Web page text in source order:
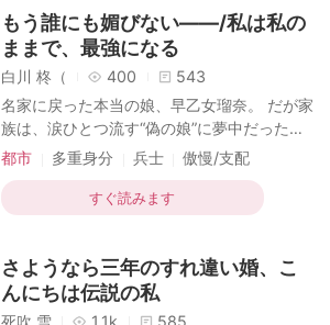
の本当の父親であり、城一の大富豪だった。
兄たちはそれぞれの世界で頂点を極めた天
才。 小柄な彼女を、家族は惜しみなく愛し守
の令嬢ではなかった。 伝説級ハッカーも、最
高峰のレシピ開発者も、舞踊界のカリスマも
――すべて彼女。 そして後日、出会
もう誰にも媚びない——/私は私の
ままで、最強になる
白川 柊（ 400
543
名家に戻った本当の娘、早乙女瑠奈。 だが家
族は、涙ひとつ流す“偽の娘”に夢中だった。
侮辱、いじめ、見下し——何度も心が砕けそ
てもいい。なら私は、恐れられる存在にな
る」 家族の冷遇、世間の偏見を力に変え、彼
た彼女は、ついに誰も追いつけない場所へと
駆け上がる。 「両親に何度も傷つけられて、
辛くなかったか？」 その問いに、彼女は静か
都市 多重身分 兵士
傲慢/支配
一目惚れ
現代
すぐ読みます
さようなら三年のすれ違い婚、こ
んにちは伝説の私
死吹 雪 1.1k
585